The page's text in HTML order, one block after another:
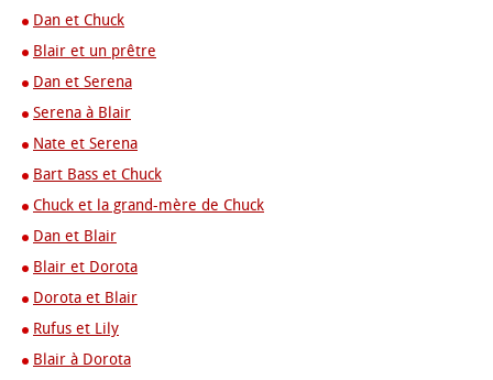
Dan et Chuck
Blair et un prêtre
Dan et Serena
Serena à Blair
Nate et Serena
Bart Bass et Chuck
Chuck et la grand-mère de Chuck
Dan et Blair
Blair et Dorota
Dorota et Blair
Rufus et Lily
Blair à Dorota